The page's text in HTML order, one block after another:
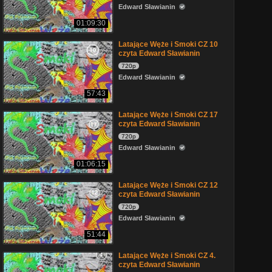
01:09:30
Edward Sławianin
57:43
Latające Węże i Smoki CZ 10
czyta Edward Sławianin
720p
Edward Sławianin
01:06:15
Latające Węże i Smoki CZ 17
czyta Edward Sławianin
720p
Edward Sławianin
51:44
Latające Węże i Smoki CZ 12
czyta Edward Sławianin
720p
Edward Sławianin
Latające Węże i Smoki CZ 4.
czyta Edward Sławianin